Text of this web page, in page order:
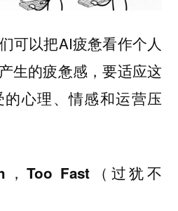
可以把AI疲惫看作个人
生的疲惫感，要适应这
心理、情感和运营压
，Too Fast （过犹不